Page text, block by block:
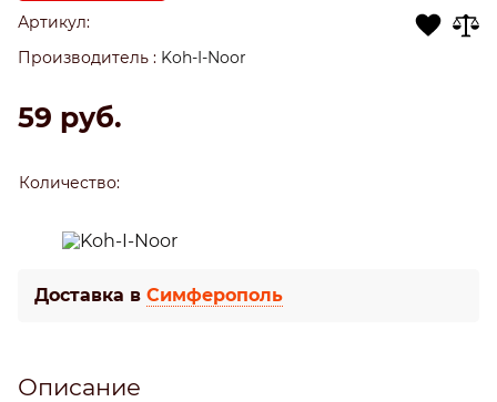
Артикул:
Производитель : Koh-I-Noor
59 руб.
Количество:
Доставка в Симферополь
Описание